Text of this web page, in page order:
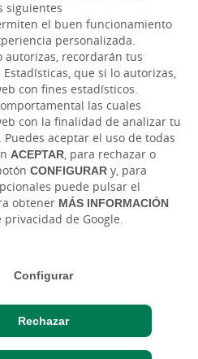
siguientes
el buen funcionamiento
personalizada.
autorizas, recordarán tus
que si lo autorizas,
con fines estadísticos.
las cuales
con la finalidad de analizar tu
aceptar el uso de todas
ACEPTAR, para rechazar o
CONFIGURAR y, para
puede pulsar el
obtener MÁS INFORMACIÓN
de Google.
Configurar
Rechazar
de anuncios
Tipos de cambio
cookies Protección de datos